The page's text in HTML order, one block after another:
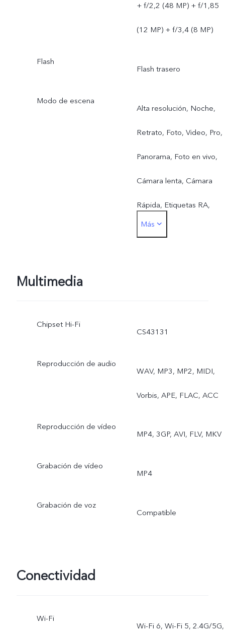
+ f/2,2 (48 MP) + f/1,85
(12 MP) + f/3,4 (8 MP)
Flash
Flash trasero
Modo de escena
Alta resolución, Noche,
Retrato, Foto, Video, Pro,
Panorama, Foto en vivo,
Cámara lenta, Cámara
Rápida, Etiquetas RA,
Micropelícula, Superluna,
de vista doble, Retrato de
Grupo con IA
Más
Multimedia
Chipset Hi-Fi
CS43131
Reproducción de audio
WAV, MP3, MP2, MIDI,
Vorbis, APE, FLAC, ACC
Reproducción de vídeo
MP4, 3GP, AVI, FLV, MKV
Grabación de vídeo
MP4
Grabación de voz
Compatible
Conectividad
Wi-Fi
Wi-Fi 6, Wi-Fi 5, 2.4G/5G,